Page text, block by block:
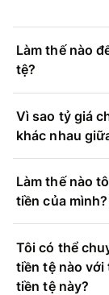
Làm thế nào
tệ?
Vì sao tỷ giá
khác nhau
Làm thế nào
tiền của mình?
Tôi có thể
tiền tệ nào
tiền tệ này?